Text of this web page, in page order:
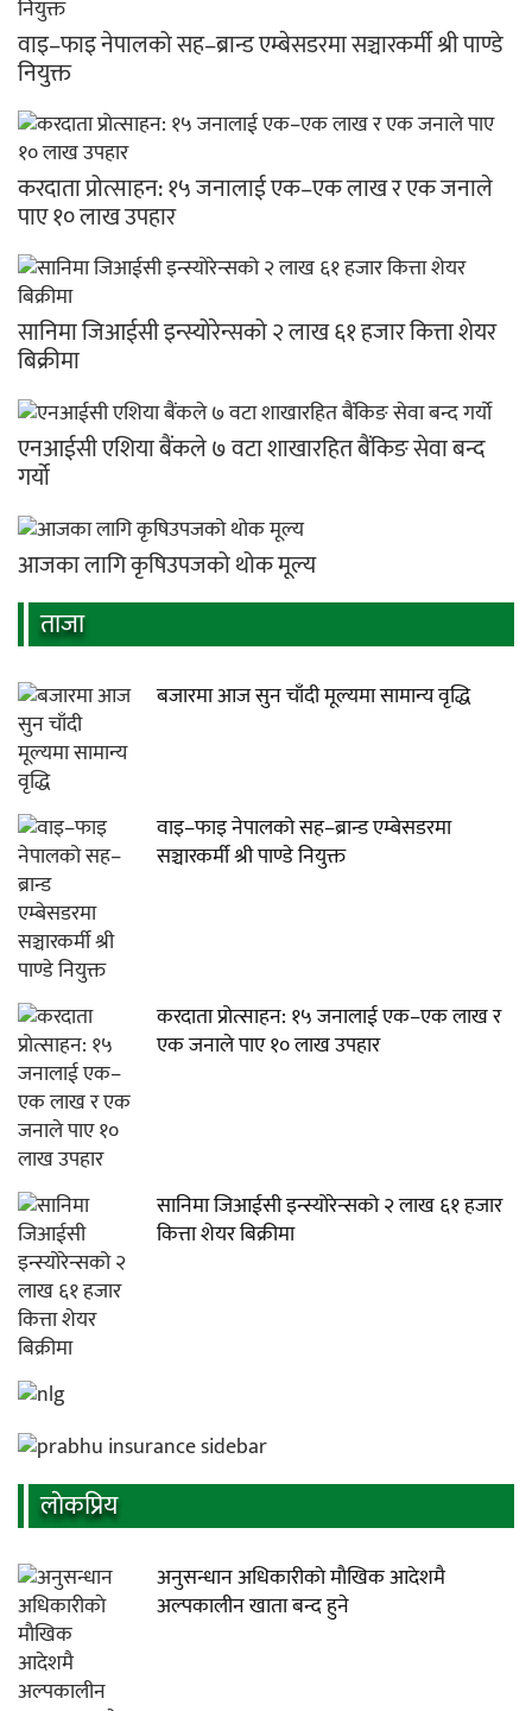
वाइ–फाइ नेपालको सह–ब्रान्ड एम्बेसडरमा सञ्चारकर्मी श्री पाण्डे
नियुक्त
करदाता प्रोत्साहन: १५ जनालाई एक–एक लाख र एक जनाले
पाए १० लाख उपहार
सानिमा जिआईसी इन्स्योरेन्सको २ लाख ६१ हजार कित्ता शेयर
बिक्रीमा
एनआईसी एशिया बैंकले ७ वटा शाखारहित बैंकिङ सेवा बन्द
गर्यो
आजका लागि कृषिउपजको थोक मूल्य
ताजा
बजारमा आज सुन चाँदी मूल्यमा सामान्य वृद्धि
वाइ–फाइ नेपालको सह–ब्रान्ड एम्बेसडरमा
सञ्चारकर्मी श्री पाण्डे नियुक्त
करदाता प्रोत्साहन: १५ जनालाई एक–एक लाख र
एक जनाले पाए १० लाख उपहार
सानिमा जिआईसी इन्स्योरेन्सको २ लाख ६१ हजार
कित्ता शेयर बिक्रीमा
लाेकप्रिय
अनुसन्धान अधिकारीकाे माैखिक आदेशमै
अल्पकालीन खाता बन्द हुने